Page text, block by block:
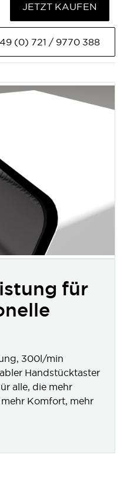
JETZT KAUFEN
(0) 721 / 9770 388
für
, 300l/min
Handstücktaster
alle, die mehr
Komfort, mehr